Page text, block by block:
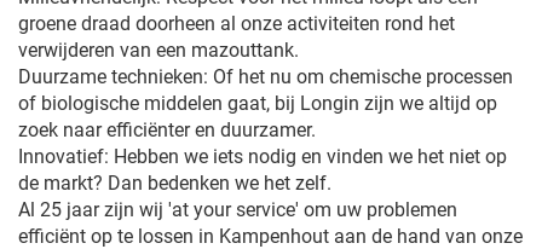
groene draad doorheen al onze activiteiten rond het
verwijderen van een mazouttank.
Duurzame technieken: Of het nu om chemische processen
of biologische middelen gaat, bij Longin zijn we altijd op
zoek naar efficiënter en duurzamer.
Innovatief: Hebben we iets nodig en vinden we het niet op
de markt? Dan bedenken we het zelf.
Al 25 jaar zijn wij 'at your service' om uw problemen
efficiënt op te lossen in Kampenhout aan de hand van onze